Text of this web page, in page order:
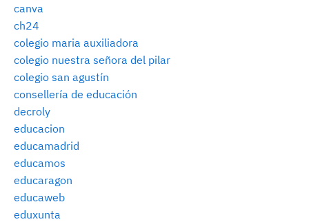
canva
ch24
colegio maria auxiliadora
colegio nuestra señora del pilar
colegio san agustín
consellería de educación
decroly
educacion
educamadrid
educamos
educaragon
educaweb
eduxunta